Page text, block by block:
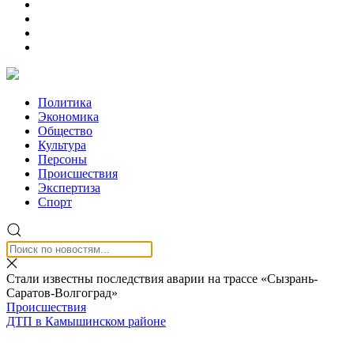
Политика
Экономика
Общество
Культура
Персоны
Происшествия
Экспертиза
Спорт
Стали известны последствия аварии на трассе «Сызрань-
Саратов-Волгоград»
Происшествия
ДТП в Камышинском районе